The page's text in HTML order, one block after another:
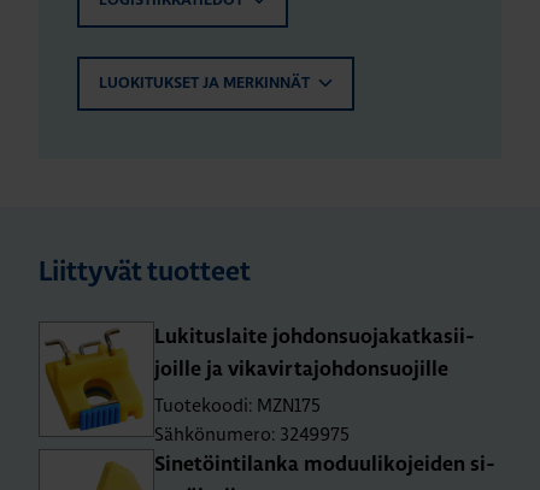
LUOKITUKSET JA MERKINNÄT
Liittyvät tuotteet
Lu­ki­tus­lai­te joh­don­suo­ja­kat­ka­sii­
joil­le ja vi­ka­vir­ta­joh­don­suo­jil­le
Tuotekoodi: MZN175
Sähkönumero: 3249975
Si­ne­töin­ti­lan­ka mo­duu­li­ko­jei­den si­